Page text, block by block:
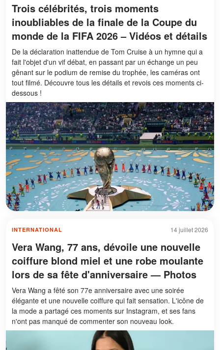
Trois célébrités, trois moments
inoubliables de la finale de la Coupe du
monde de la FIFA 2026 – Vidéos et détails
De la déclaration inattendue de Tom Cruise à un hymne qui a
fait l'objet d'un vif débat, en passant par un échange un peu
gênant sur le podium de remise du trophée, les caméras ont
tout filmé. Découvre tous les détails et revois ces moments ci-
dessous !
14 juillet 2026
INTERNATIONAL
Vera Wang, 77 ans, dévoile une nouvelle
coiffure blond miel et une robe moulante
lors de sa fête d'anniversaire — Photos
Vera Wang a fêté son 77e anniversaire avec une soirée
élégante et une nouvelle coiffure qui fait sensation. L'icône de
la mode a partagé ces moments sur Instagram, et ses fans
n'ont pas manqué de commenter son nouveau look.